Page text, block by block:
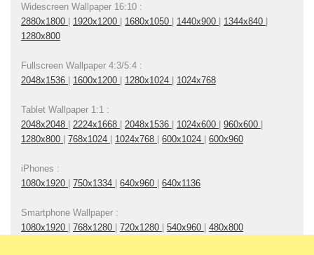
Widescreen Wallpaper 16:10 :
2880x1800 | 1920x1200 | 1680x1050 | 1440x900 | 1344x840 |
1280x800
Fullscreen Wallpaper 4:3/5:4 :
2048x1536 | 1600x1200 | 1280x1024 | 1024x768
Tablet Wallpaper 1:1 :
2048x2048 | 2224x1668 | 2048x1536 | 1024x600 | 960x600 |
1280x800 | 768x1024 | 1024x768 | 600x1024 | 600x960
iPhones :
1080x1920 | 750x1334 | 640x960 | 640x1136
Smartphone Wallpaper :
1080x1920 | 768x1280 | 720x1280 | 540x960 | 480x800